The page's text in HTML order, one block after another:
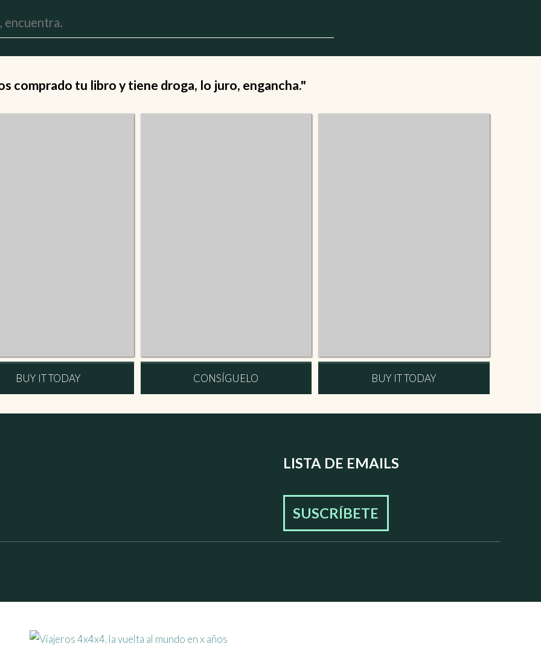
comprado tu libro y tiene droga, lo juro, engancha."
BUY IT TODAY CONSÍGUELO BUY IT TODAY
LISTA DE EMAILS
SUSCRÍBETE